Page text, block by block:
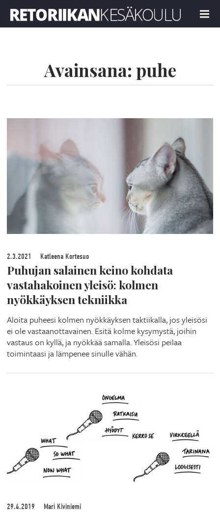
MENU
Avainsana: puhe
2.3.2021 Katleena Kortesuo
Puhujan salainen keino kohdata
vastahakoinen yleisö: kolmen
nyökkäyksen tekniikka
Aloita puheesi kolmen nyökkäyksen taktiikalla, jos yleisösi
ei ole vastaanottavainen. Esitä kolme kysymystä, joihin
vastaus on kyllä, ja nyökkää samalla. Yleisösi peilaa
toimintaasi ja lämpenee sinulle vähän.
29.4.2019 Mari Kiviniemi